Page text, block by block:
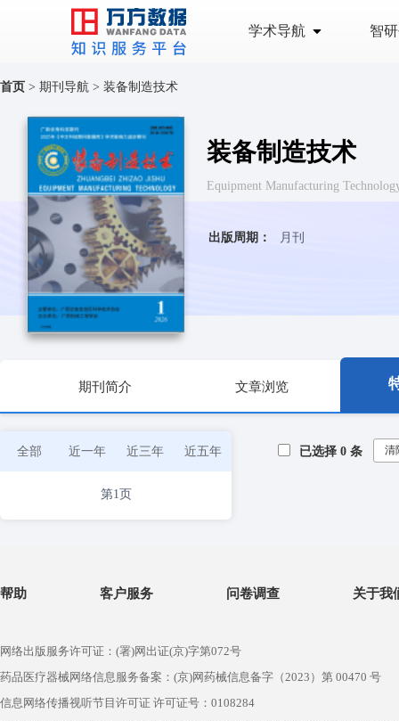
学术导航 智
首页 > 期刊导航 > 装备制造技术
装备制造技术
Equipment Manufacturing
出版周期： 月刊
期刊简介 文章浏览
全部 近一年 近三年 近五年
第1页
已选择 0 条 清
帮助 客户服务 问卷调查 关于我
网络出版服务许可证：(署)网出证(京)字第072号
药品医疗器械网络信息服务备案：(京)网药械信息备字（2023）第 00470 号
信息网络传播视听节目许可证 许可证号：0108284